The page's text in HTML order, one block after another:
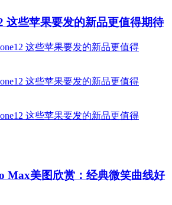
这些苹果要发的新品更值得期待
Max美图欣赏：经典微笑曲线好